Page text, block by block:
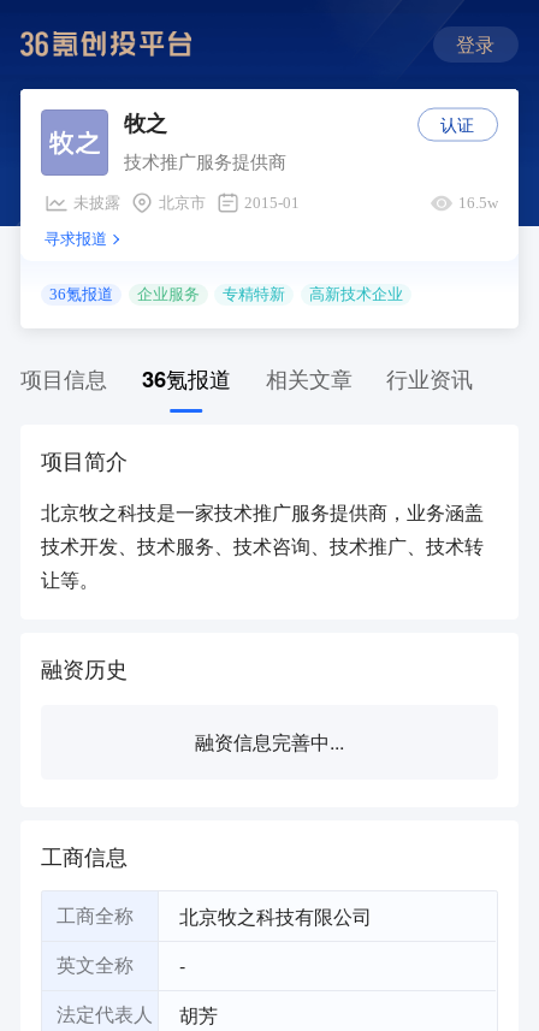
登录
牧之
技术推广服务提供商
未披露 北京市 2015-01 16.5w
寻求报道
36氪报道 企业服务 专精特新 高新技术企业
认证
项目信息 36氪报道 相关文章 行业资讯
项目简介
北京牧之科技是一家技术推广服务提供商，业务涵盖
技术开发、技术服务、技术咨询、技术推广、技术转
让等。
融资历史
融资信息完善中...
工商信息
工商全称 北京牧之科技有限公司
英文全称 -
法定代表人 胡芳